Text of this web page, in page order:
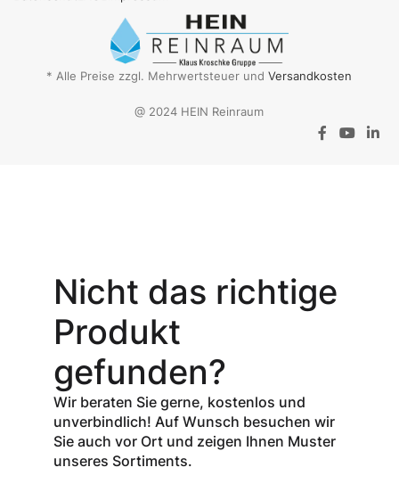
* Alle Preise zzgl. Mehrwertsteuer undVersandkosten
@ 2024 HEIN Reinraum
Gutschein-Code
INSPEC30
erhalten Sie
% Rabattauf
den Netto-
Verkaufspreis
aller Produkte
der Marke
InSpec von
Nicht das richtige
Produkt
gefunden?
Wir beraten Sie gerne, kostenlos und
unverbindlich! Auf Wunsch besuchen wir
Sie auch vor Ort und zeigen Ihnen Muster
unseres Sortiments.